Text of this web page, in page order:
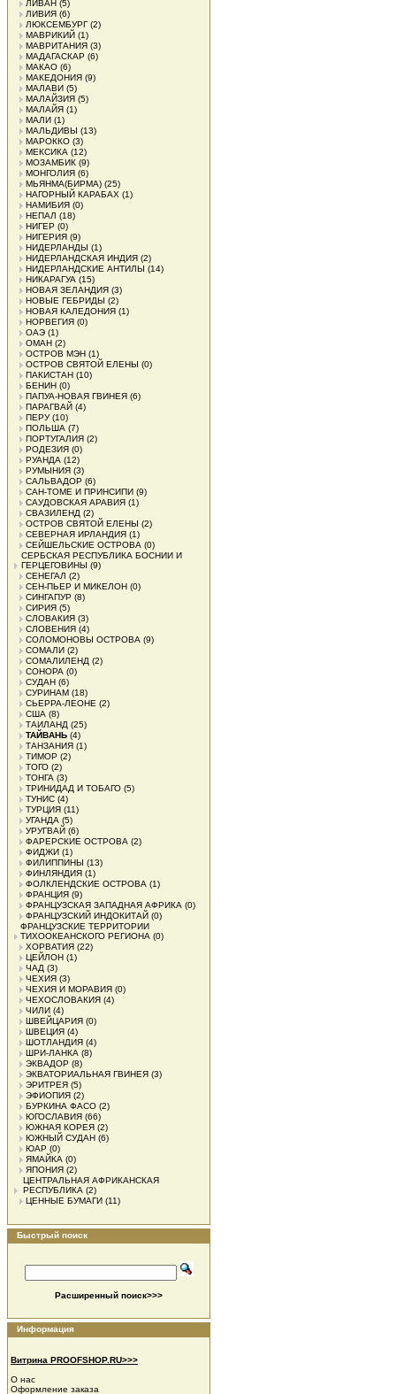
ЛИВАН (5)
ЛИВИЯ (6)
ЛЮКСЕМБУРГ(2)
МАВРИКИЙ (1)
МАВРИТАНИЯ (3)
МАДАГАСКАР (6)
МАКАО (6)
МАКЕДОНИЯ (9)
МАЛАВИ (5)
МАЛАЙЗИЯ (5)
МАЛАЙЯ (1)
МАЛИ (1)
МАЛЬДИВЫ (13)
МАРОККО (3)
МЕКСИКА (12)
МОЗАМБИК (9)
МОНГОЛИЯ (6)
МЬЯНМА(БИРМА) (25)
НАГОРНЫЙ КАРАБАХ (1)
НАМИБИЯ (0)
НЕПАЛ (18)
НИГЕР (0)
НИГЕРИЯ (9)
НИДЕРЛАНДЫ (1)
НИДЕРЛАНДСКАЯ ИНДИЯ (2)
НИДЕРЛАНДСКИЕ АНТИЛЫ (14)
НИКАРАГУА (15)
НОВАЯ ЗЕЛАНДИЯ (3)
НОВЫЕ ГЕБРИДЫ (2)
НОВАЯ КАЛЕДОНИЯ (1)
НОРВЕГИЯ (0)
ОАЭ (1)
ОМАН (2)
ОСТРОВ МЭН (1)
ОСТРОВ СВЯТОЙ ЕЛЕНЫ (0)
ПАКИСТАН (10)
БЕНИН (0)
ПАПУА-НОВАЯ ГВИНЕЯ (6)
ПАРАГВАЙ (4)
ПЕРУ(10)
ПОЛЬША (7)
ПОРТУГАЛИЯ (2)
РОДЕЗИЯ (0)
РУАНДА (12)
РУМЫНИЯ (3)
САЛЬВАДОР (6)
САН-ТОМЕ И ПРИНСИПИ (9)
САУДОВСКАЯ АРАВИЯ (1)
СВАЗИЛЕНД (2)
ОСТРОВ СВЯТОЙ ЕЛЕНЫ (2)
СЕВЕРНАЯ ИРЛАНДИЯ (1)
СЕЙШЕЛЬСКИЕ ОСТРОВА (0)
СЕРБСКАЯ РЕСПУБЛИКА БОСНИИ И
ГЕРЦЕГОВИНЫ (9)
СЕНЕГАЛ (2)
СЕН-ПЬЕР И МИКЕЛОН (0)
СИНГАПУР (8)
СИРИЯ (5)
СЛОВАКИЯ (3)
СЛОВЕНИЯ (4)
СОЛОМОНОВЫ ОСТРОВА (9)
СОМАЛИ (2)
СОМАЛИЛЕНД (2)
СОНОРА (0)
СУДАН (6)
СУРИНАМ (18)
СЬЕРРА-ЛЕОНЕ (2)
США (8)
ТАИЛАНД (25)
ТАЙВАНЬ (4)
ТАНЗАНИЯ (1)
ТИМОР (2)
ТОГО (2)
ТОНГА (3)
ТРИНИДАД И ТОБАГО (5)
ТУНИС (4)
ТУРЦИЯ (11)
УГАНДА (5)
УРУГВАЙ (6)
ФАРЕРСКИЕ ОСТРОВА (2)
ФИДЖИ (1)
ФИЛИППИНЫ (13)
ФИНЛЯНДИЯ (1)
ФОЛКЛЕНДСКИЕ ОСТРОВА (1)
ФРАНЦИЯ (9)
ФРАНЦУЗСКАЯ ЗАПАДНАЯ АФРИКА (0)
ФРАНЦУЗСКИЙ ИНДОКИТАЙ (0)
ФРАНЦУЗСКИЕ ТЕРРИТОРИИ
ТИХООКЕАНСКОГО РЕГИОНА (0)
ХОРВАТИЯ (22)
ЦЕЙЛОН (1)
ЧАД (3)
ЧЕХИЯ (3)
ЧЕХИЯ И МОРАВИЯ (0)
ЧЕХОСЛОВАКИЯ (4)
ЧИЛИ (4)
ШВЕЙЦАРИЯ (0)
ШВЕЦИЯ (4)
ШОТЛАНДИЯ (4)
ШРИ-ЛАНКА (8)
ЭКВАДОР (8)
ЭКВАТОРИАЛЬНАЯ ГВИНЕЯ (3)
ЭРИТРЕЯ (5)
ЭФИОПИЯ (2)
БУРКИНА ФАСО (2)
ЮГОСЛАВИЯ (66)
ЮЖНАЯ КОРЕЯ (2)
ЮЖНЫЙ СУДАН (6)
ЮАР (0)
ЯМАЙКА (0)
ЯПОНИЯ (2)
ЦЕНТРАЛЬНАЯ АФРИКАНСКАЯ
РЕСПУБЛИКА (2)
ЦЕННЫЕ БУМАГИ (11)
Быстрый поиск
Расширенный поиск>>>
Информация
Витрина PROOFSHOP.RU>>>
О нас
Оформление заказа